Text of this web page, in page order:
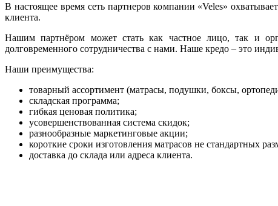
В настоящее время сеть партнеров компании «Veles»
клиента.
Нашим партнёром может стать как частное лицо, так и
долговременного сотрудничества с нами. Наше кредо – это
Наши преимущества:
товарный ассортимент (матрасы, подушки, боксы,
складская программа;
гибкая ценовая политика;
усовершенствованная система скидок;
разнообразные маркетинговые акции;
короткие сроки изготовления матрасов не стандартных
доставка до склада или адреса клиента.